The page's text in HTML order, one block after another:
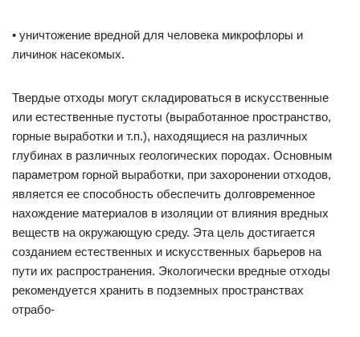
• уничтожение вредной для человека микрофлоры и
личинок насекомых.
Твердые отходы могут складироваться в искусственные
или естественные пустоты (выработанное пространство,
горные выработки и т.п.), находящиеся на различных
глубинах в различных геологических породах. Основным
параметром горной выработки, при захоронении отходов,
является ее способность обеспечить долговременное
нахождение материалов в изоляции от влияния вредных
веществ на окружающую среду. Эта цель достигается
созданием естественных и искусственных барьеров на
пути их распространения. Экологически вредные отходы
рекомендуется хранить в подземных пространствах
отрабо-